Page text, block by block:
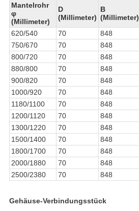
Mantelrohr
φ
(Millimeter)
D
(Millimeter)
B
(Millimeter)
620/540 70 848
750/670
70 848
800/720
70 848
880/800
70 848
900/820
70 848
1000/920
70 848
1180/1100
70 848
1200/1120
70 848
1300/1220
70 848
1500/1400
70 848
1800/1700
70 848
2000/1880
70 848
2500/2380
70 848
Gehäuse-Verbindungsstück